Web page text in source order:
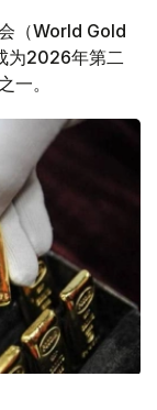
（World Gold
为2026年第二
一。